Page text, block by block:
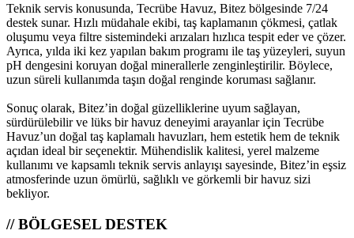
Teknik servis konusunda, Tecrübe Havuz, Bitez bölgesinde 7/24
destek sunar. Hızlı müdahale ekibi, taş kaplamanın çökmesi, çatlak
oluşumu veya filtre sistemindeki arızaları hızlıca tespit eder ve çözer.
Ayrıca, yılda iki kez yapılan bakım programı ile taş yüzeyleri, suyun
pH dengesini koruyan doğal minerallerle zenginleştirilir. Böylece,
uzun süreli kullanımda taşın doğal renginde koruması sağlanır.
Sonuç olarak, Bitez’in doğal güzelliklerine uyum sağlayan,
sürdürülebilir ve lüks bir havuz deneyimi arayanlar için Tecrübe
Havuz’un doğal taş kaplamalı havuzları, hem estetik hem de teknik
açıdan ideal bir seçenektir. Mühendislik kalitesi, yerel malzeme
kullanımı ve kapsamlı teknik servis anlayışı sayesinde, Bitez’in eşsiz
atmosferinde uzun ömürlü, sağlıklı ve görkemli bir havuz sizi
bekliyor.
// BÖLGESEL DESTEK